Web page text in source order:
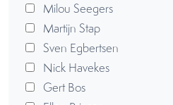
Milou Seegers
Martijn Stap
Sven Egbertsen
Nick Havekes
Gert Bos